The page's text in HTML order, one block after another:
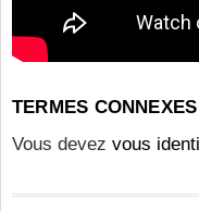
TERMES
Vous devez vous